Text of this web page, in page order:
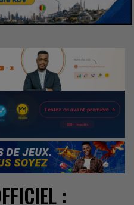
: